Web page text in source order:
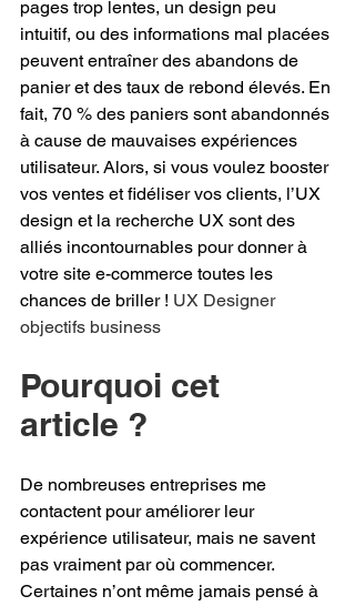
pages trop lentes, un design peu
intuitif, ou des informations mal placées
peuvent entraîner des abandons de
panier et des taux de rebond élevés. En
fait, 70 % des paniers sont abandonnés
à cause de mauvaises expériences
utilisateur. Alors, si vous voulez booster
vos ventes et fidéliser vos clients, l’UX
design et la recherche UX sont des
alliés incontournables pour donner à
votre site e-commerce toutes les
chances de briller ! UX Designer
objectifs business
Pourquoi cet
article ?
De nombreuses entreprises me
contactent pour améliorer leur
expérience utilisateur, mais ne savent
pas vraiment par où commencer.
Certaines n’ont même jamais pensé à